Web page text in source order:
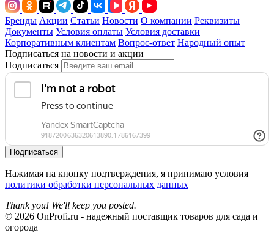
Бренды Акции Статьи Новости О компании Реквизиты
Документы Условия оплаты Условия доставки
Корпоративным клиентам Вопрос-ответ Народный опыт
Подписаться на новости и акции
Подписаться
Подписаться
Нажимая на кнопку подтверждения, я принимаю условия
политики обработки персональных данных
Thank you! We'll keep you posted.
© 2026 OnProfi.ru - надежный поставщик товаров для сада и
огорода